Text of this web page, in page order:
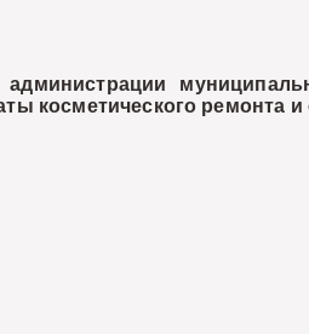
косметического ремонта